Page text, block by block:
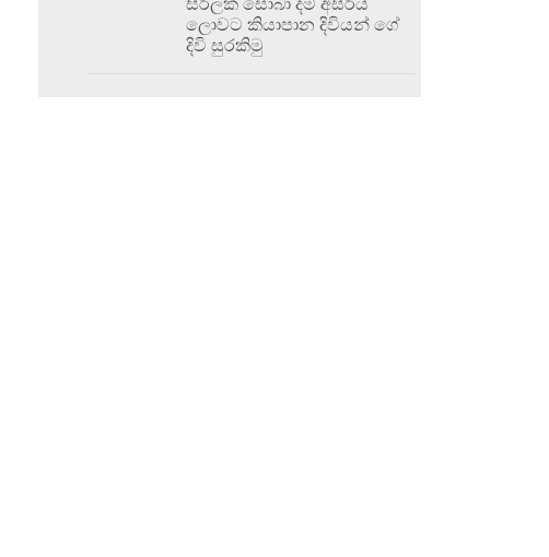
ලොවට කියාපාන දිවියන් ගේ
දිවි සුරකිමු